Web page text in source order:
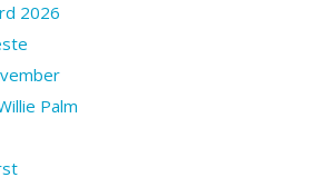
2026
Palm